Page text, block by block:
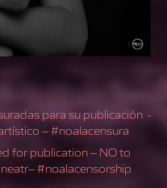
para su publicación -
-- #noalacensura
for publication -- NO to
#noalacensorship